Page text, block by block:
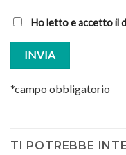
Ho letto e accetto il
*campo obbligatorio
TI POTREBBE